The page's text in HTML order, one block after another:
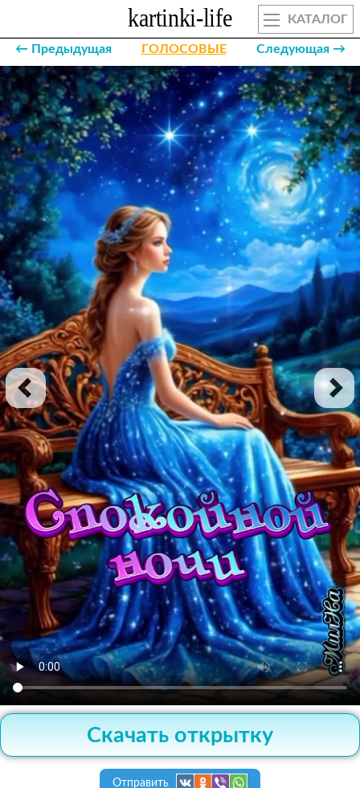
КАТАЛОГ
← Предыдущая ГОЛОСОВЫЕ Следующая →
Скачать открытку
Отправить